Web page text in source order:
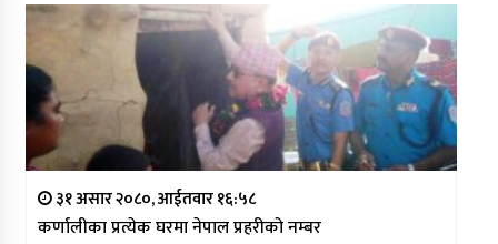
३१ असार २०८०, आईतवार १६:५८
कर्णालीका प्रत्येक घरमा नेपाल प्रहरीको नम्बर